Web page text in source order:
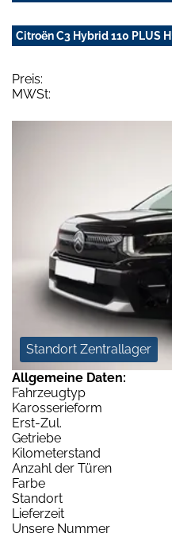
Citroën C3 Hybrid 110 PLUS
Preis:
MWSt:
Standort Zentrallager
Allgemeine Daten:
Fahrzeugtyp
Karosserieform
Erst-Zul.
Getriebe
Kilometerstand
Anzahl der Türen
Farbe
Standort
Lieferzeit
Unsere Nummer